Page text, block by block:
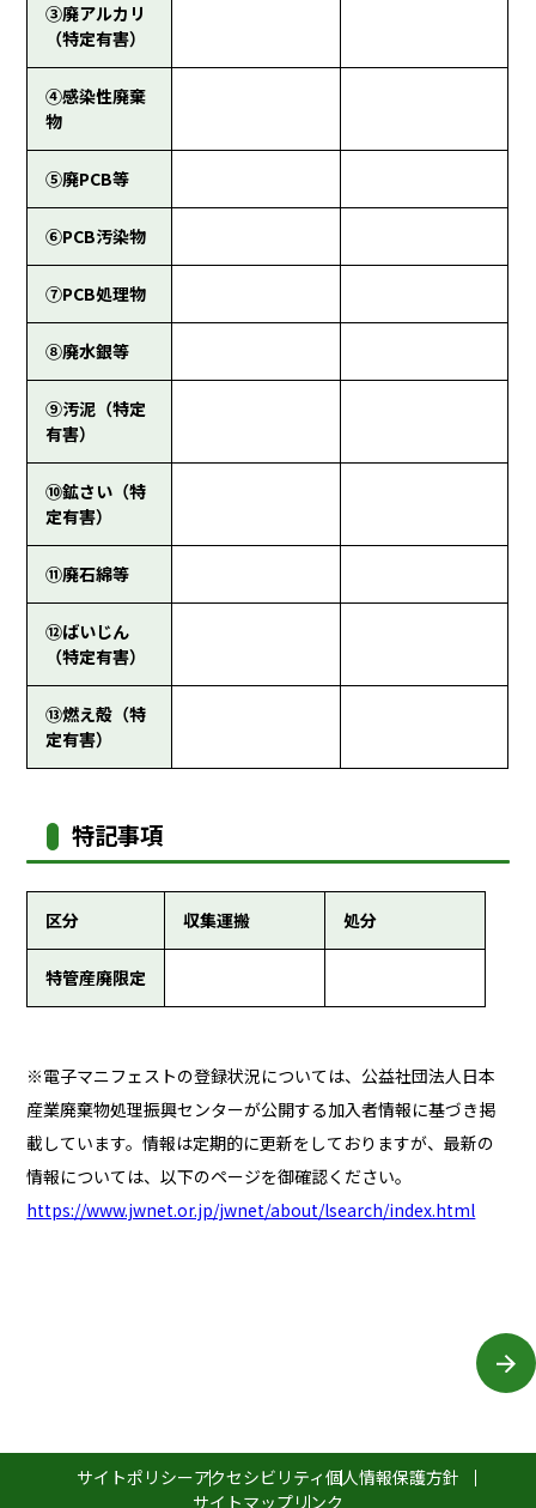
③廃アルカリ
（特定有害）
④感染性廃棄
物
⑤廃PCB等
⑥PCB汚染物
⑦PCB処理物
⑧廃水銀等
⑨汚泥（特定
有害）
⑩鉱さい（特
定有害）
⑪廃石綿等
⑫ばいじん
（特定有害）
⑬燃え殻（特
定有害）
特記事項
区分 収集運搬 処分
特管産廃限定
※電子マニフェストの登録状況については、公益社団法人日本
産業廃棄物処理振興センターが公開する加入者情報に基づき掲
載しています。情報は定期的に更新をしておりますが、最新の
情報については、以下のページを御確認ください。
https://www.jwnet.or.jp/jwnet/about/lsearch/index.html
サイトポリシーアクセシビリティ個人情報保護方針
サイトマップリンク